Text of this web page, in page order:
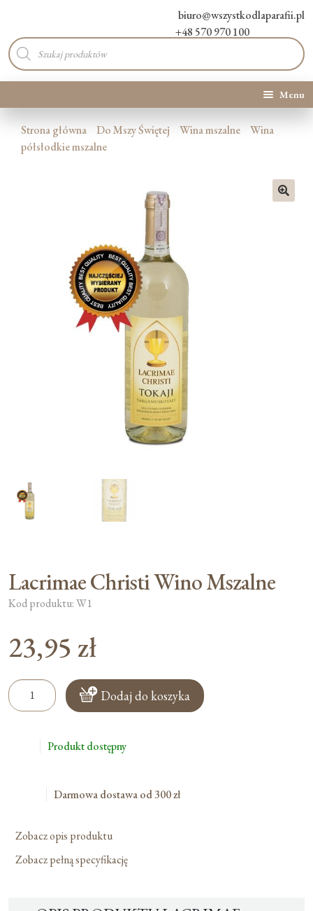
biuro@wszystkodlaparafii.pl
+48 570 970 100
Wyszukiwarka
produktów
Menu
Kategorie produktów
Strona główna Do Mszy Świętej Wina mszalne
Wina
półsłodkie mszalne
Lacrimae Christi Wino Mszalne
Kod produktu: W1
23,95 zł
ilość
Lacrimae
Mszalne
Dodaj do koszyka
Produkt dostępny
Darmowa dostawa od 300 zł
Zobacz opis produktu
Zobacz pełną specyfikację